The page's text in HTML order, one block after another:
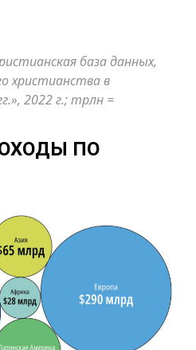
база данных,
христианства в
2022 г.; трлн =
ПО